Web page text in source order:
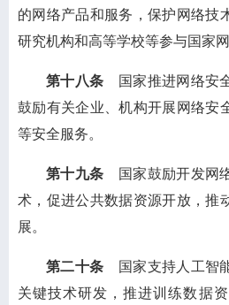
的网络产品和服务，保护网络技
研究机构和高等学校等参与国家
第十八条 国家推进网络安
鼓励有关企业、机构开展网络安
等安全服务。
第十九条 国家鼓励开发网
术，促进公共数据资源开放，推
展。
第二十条 国家支持人工智
关键技术研发，推进训练数据